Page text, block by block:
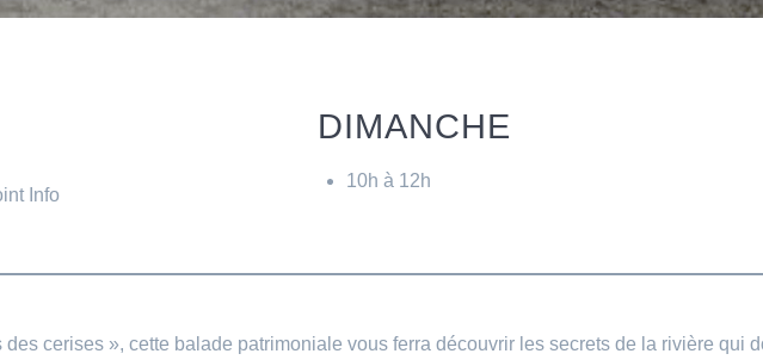
Info
DIMANCHE
10h à 12h
des cerises », cette balade patrimoniale vous ferra découvrir les secrets de la rivière qui